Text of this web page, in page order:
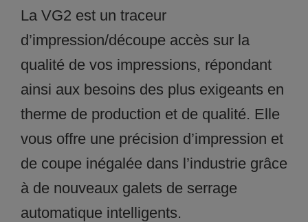
La VG2 est un traceur
d’impression/découpe accès sur la
qualité de vos impressions, répondant
ainsi aux besoins des plus exigeants en
therme de production et de qualité. Elle
vous offre une précision d’impression et
de coupe inégalée dans l’industrie grâce
à de nouveaux galets de serrage
automatique intelligents.